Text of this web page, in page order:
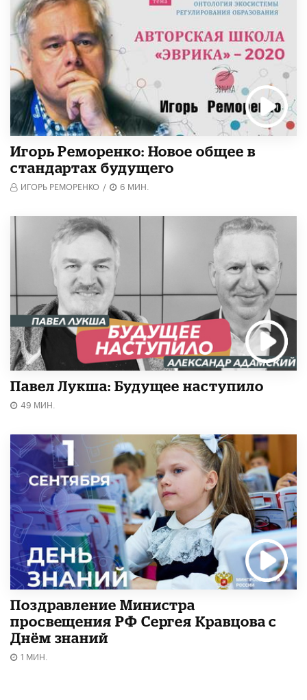
Игорь Реморенко: Новое общее в
стандартах будущего
ИГОРЬ РЕМОРЕНКО / 6 МИН.
Павел Лукша: Будущее наступило
49 МИН.
Поздравление Министра
просвещения РФ Сергея Кравцова с
Днём знаний
1 МИН.